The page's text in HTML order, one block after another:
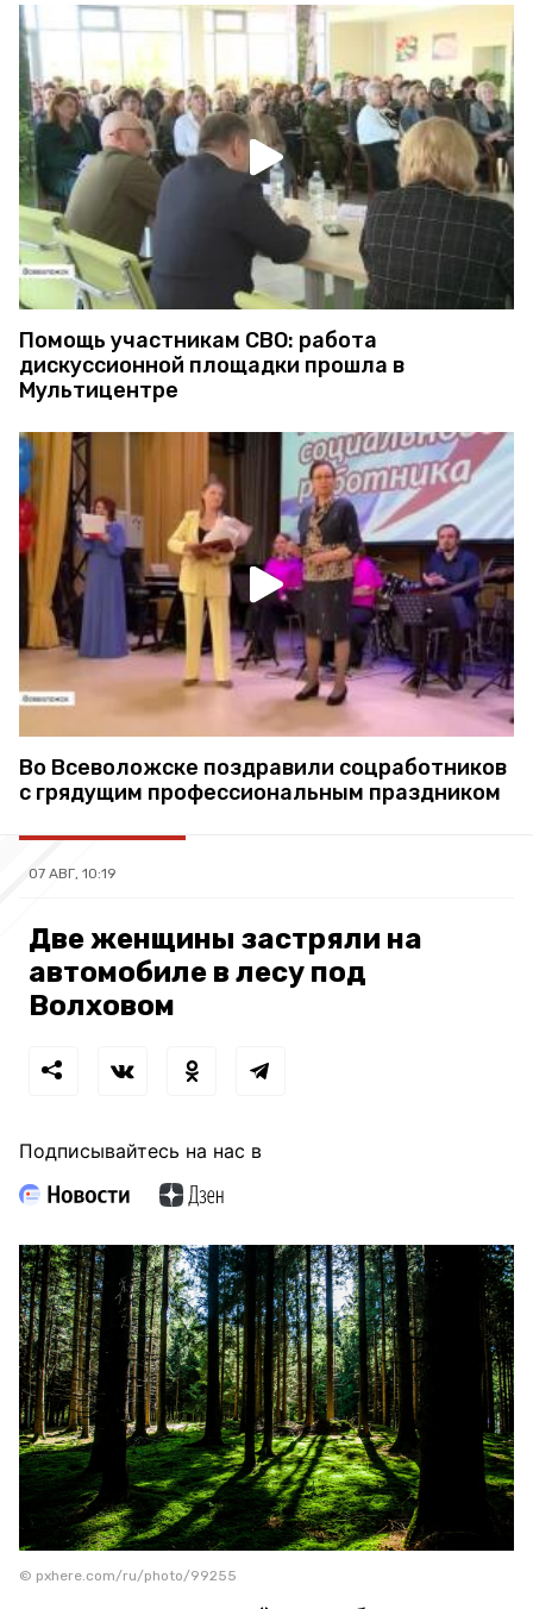
Помощь участникам СВО: работа
дискуссионной площадки прошла в
Мультицентре
Во Всеволожске поздравили соцработников
с грядущим профессиональным праздником
07 АВГ, 10:19
Две женщины застряли на
автомобиле в лесу под
Волховом
Подписывайтесь на нас в
© pxhere.com/ru/photo/99255